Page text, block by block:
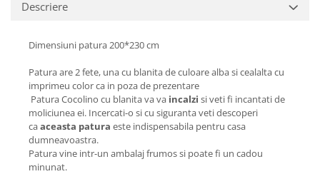
Descriere
Dimensiuni patura 200*230 cm
Patura are 2 fete, una cu blanita de culoare alba si cealalta cu
imprimeu color ca in poza de prezentare
Patura Cocolino cu blanita va va incalzi si veti fi incantati de
moliciunea ei. Incercati-o si cu siguranta veti descoperi
caaceasta patura este indispensabila pentru casa
dumneavoastra.
Patura vine intr-un ambalaj frumos si poate fi un cadou
minunat.